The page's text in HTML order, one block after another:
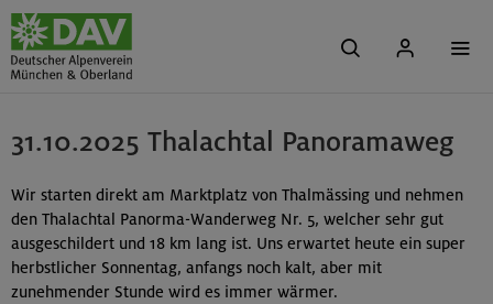
31.10.2025 Thalachtal Panoramaweg
Wir starten direkt am Marktplatz von Thalmässing und nehmen
den Thalachtal Panorma-Wanderweg Nr. 5, welcher sehr gut
ausgeschildert und 18 km lang ist. Uns erwartet heute ein super
herbstlicher Sonnentag, anfangs noch kalt, aber mit
zunehmender Stunde wird es immer wärmer.